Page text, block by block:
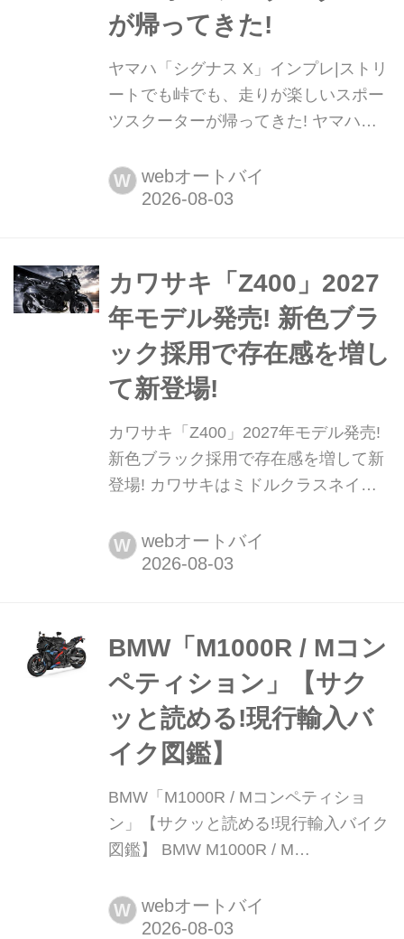
が帰ってきた!
ヤマハ「シグナス X」インプレ|ストリ
ートでも峠でも、走りが楽しいスポー
ツスクーターが帰ってきた! ヤマハの
なスタイルと充実した実用装備を備
え、シグナスXが新世代へ進化。力強
を、街中からワインディングまで走っ
て確かめた。
W webオートバイ
カワサキ「Z400」2027
年モデル発売! 新色ブラ
ック採用で存在感を増し
て新登場!
カワサキ「Z400」2027年モデル発売!
新色ブラック採用で存在感を増して新
登場! カワサキはミドルクラスネイキ
した。398cc並列2気筒エンジンや軽量
トレリスフレームといった基本性能は
メーカー希望小売価格は77万円とな
る。 まとめ:松本正雅 40...
W webオートバイ
BMW「M1000R / Mコン
ペティション」【サク
ッと読める!現行輸入バ
イク図鑑】
BMW「M1000R / Mコンペティショ
ン」【サクッと読める!現行輸入バイク
図鑑】 BMW M1000R / M
/ 361万5000円 全長×全幅×全
高:2085×850×1100mm(ミラーを含ま
W webオートバイ